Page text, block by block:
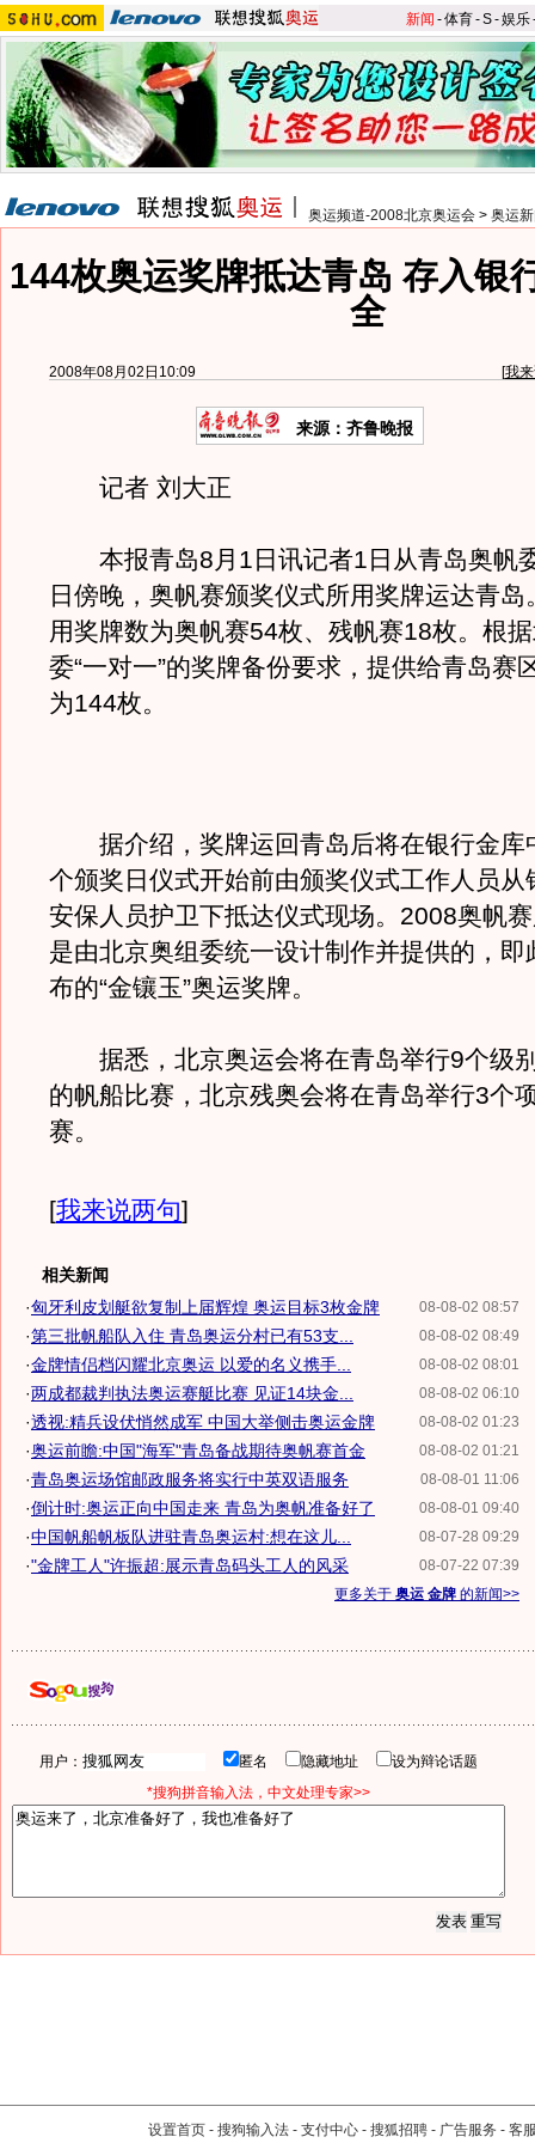
新闻 -体育-S-娱乐
奥运频道-2008北京奥运会 > 奥运
144枚奥运奖牌抵达青岛 存入银
全
2008年08月02日10:09 [我
来源：齐鲁晚报
记者 刘大正
本报青岛8月1日讯记者1日从青岛奥帆
日傍晚，奥帆赛颁奖仪式所用奖牌运达青岛
用奖牌数为奥帆赛54枚、残帆赛18枚。根
委“一对一”的奖牌备份要求，提供给青岛赛
为144枚。
据介绍，奖牌运回青岛后将在银行金库
个颁奖日仪式开始前由颁奖仪式工作人员从
安保人员护卫下抵达仪式现场。2008奥帆
是由北京奥组委统一设计制作并提供的，即
布的“金镶玉”奥运奖牌。
据悉，北京奥运会将在青岛举行9个级
的帆船比赛，北京残奥会将在青岛举行3个
赛。
[我来说两句]
相关新闻
08-08-02 08:57
·匈牙利皮划艇欲复制上届辉煌 奥运目标3枚金牌
08-08-02 08:49
·第三批帆船队入住 青岛奥运分村已有53支...
08-08-02 08:01
·金牌情侣档闪耀北京奥运 以爱的名义携手...
08-08-02 06:10
·两成都裁判执法奥运赛艇比赛 见证14块金...
08-08-02 01:23
·透视:精兵设伏悄然成军 中国大举侧击奥运金牌
08-08-02 01:21
·奥运前瞻:中国"海军"青岛备战期待奥帆赛首金
08-08-01 11:06
·青岛奥运场馆邮政服务将实行中英双语服务
08-08-01 09:40
·倒计时:奥运正向中国走来 青岛为奥帆准备好了
08-07-28 09:29
·中国帆船帆板队进驻青岛奥运村:想在这儿...
08-07-22 07:39
·"金牌工人"许振超:展示青岛码头工人的风采
更多关于 奥运 金牌 的新闻>>
用户： 匿名 隐藏地址
设为辩论话题
*搜狗拼音输入法，中文处理专家>>
设置首页 - 搜狗输入法 - 支付中心 - 搜狐招聘 - 广告服务 - 客